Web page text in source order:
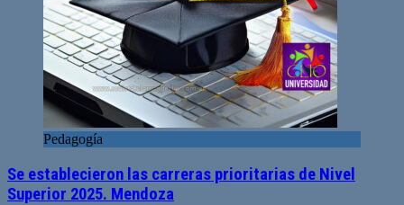
Pedagogía
Se establecieron las carreras prioritarias de Nivel
Superior 2025. Mendoza